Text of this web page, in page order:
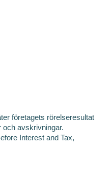
företagets rörelseresultat
och avskrivningar.
Interest and Tax,